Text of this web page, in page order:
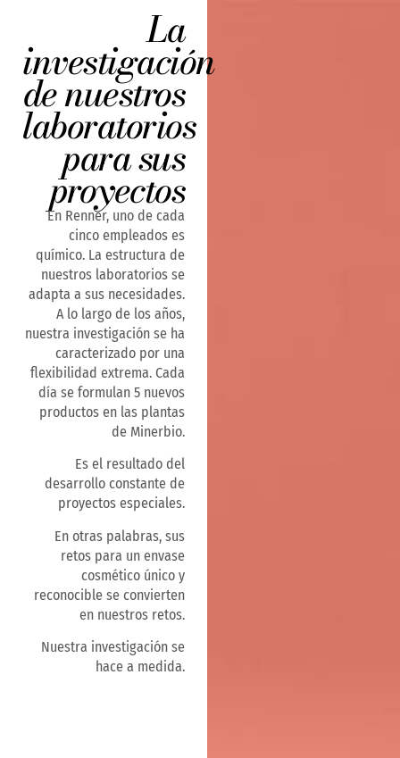
La
investigación
de nuestros
laboratorios
para sus
proyectos
En Renner, uno de cada
cinco empleados es
químico. La estructura de
nuestros laboratorios se
adapta a sus necesidades.
A lo largo de los años,
nuestra investigación se ha
caracterizado por una
flexibilidad extrema. Cada
día se formulan 5 nuevos
productos en las plantas
de Minerbio.
Es el resultado del
desarrollo constante de
proyectos especiales.
En otras palabras, sus
retos para un envase
cosmético único y
reconocible se convierten
en nuestros retos.
Nuestra investigación se
hace a medida.